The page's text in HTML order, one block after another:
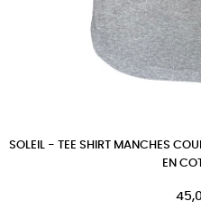
SOLEIL - TEE SHIRT MANCHES
EN
Prix